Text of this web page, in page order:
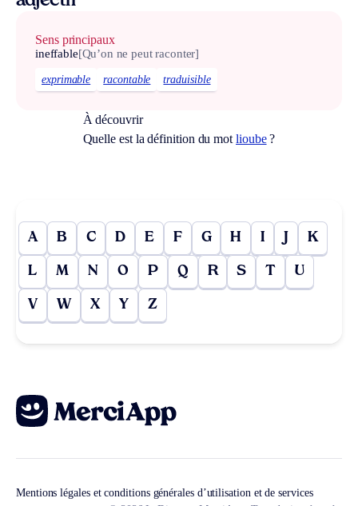
Sens principaux
ineffable[Qu’on ne peut raconter]
exprimable racontable traduisible
À découvrir
Quelle est la définition du motlioube?
A B C D E F G H I J K
L M N O P Q R S T U
V W X Y Z
Mentions légales et conditions générales d’utilisation et de services